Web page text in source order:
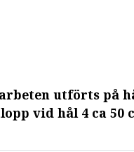
utförts på
vid hål 4 ca 50